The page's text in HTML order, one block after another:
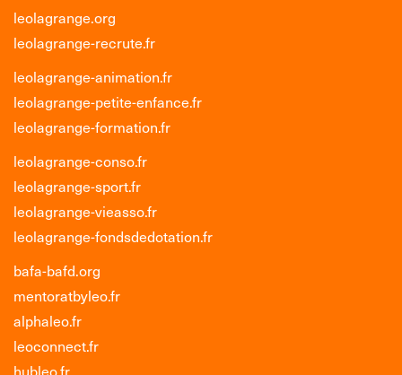
leolagrange.org
leolagrange-recrute.fr
leolagrange-animation.fr
leolagrange-petite-enfance.fr
leolagrange-formation.fr
leolagrange-conso.fr
leolagrange-sport.fr
leolagrange-vieasso.fr
leolagrange-fondsdedotation.fr
bafa-bafd.org
mentoratbyleo.fr
alphaleo.fr
leoconnect.fr
hubleo.fr